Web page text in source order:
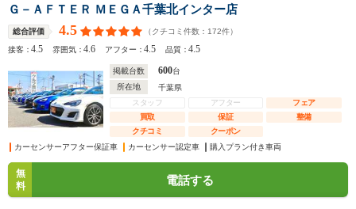
Ｇ－ＡＦＴＥＲ ＭＥＧＡ千葉北インター店
総合評価 4.5 （クチコミ件数： 172件）
接客：4.5 雰囲気：4.6 アフター：4.5 品質：4.5
掲載台数 600台
所在地
千葉県
スタッフ
アフター
フェア
買取
保証
整備
クチコミ
クーポン
カーセンサーアフター保証車
カーセンサー認定車 購入プラン付き車両
無
料
電話する